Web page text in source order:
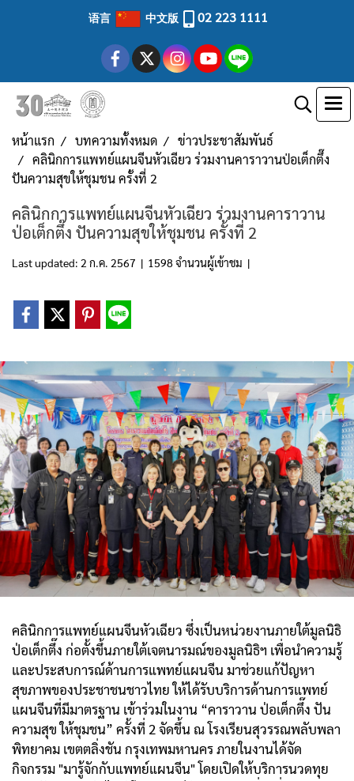
语言 中文版 02 223 1111
หน้าแรก บทความทั้งหมด
ข่าวประชาสัมพันธ์
คลินิกการแพทย์แผนจีนหัวเฉียว ร่วมงานคาราวานป่อเต็กตึ๊ง
ปันความสุขให้ชุมชน ครั้งที่ 2
คลินิกการแพทย์แผนจีนหัวเฉียว ร่วมงานคาราวาน
ป่อเต็กตึ๊ง ปันความสุขให้ชุมชน ครั้งที่ 2
Last updated: 2 ก.ค. 2567 | 1598 จำนวนผู้เข้าชม |
คลินิกการแพทย์แผนจีนหัวเฉียว ซึ่งเป็นหน่วยงานภายใต้มูลนิธิ
ป่อเต็กตึ๊ง ก่อตั้งขึ้นภายใต้เจตนารมณ์ของมูลนิธิฯ เพื่อนำความรู้
และประสบการณ์ด้านการแพทย์แผนจีน มาช่วยแก้ปัญหา
สุขภาพของประชาชนชาวไทย ให้ได้รับบริการด้านการแพทย์
แผนจีนที่มีมาตรฐาน เข้าร่วมในงาน “คาราวาน ป่อเต็กตึ๊ง ปัน
ความสุข ให้ชุมชน” ครั้งที่ 2 จัดขึ้น ณ โรงเรียนสุวรรณพลับพลา
พิทยาคม เขตตลิ่งชัน กรุงเทพมหานคร ภายในงานได้จัด
กิจกรรม "มารู้จักกับแพทย์แผนจีน" โดยเปิดให้บริการนวดทุย